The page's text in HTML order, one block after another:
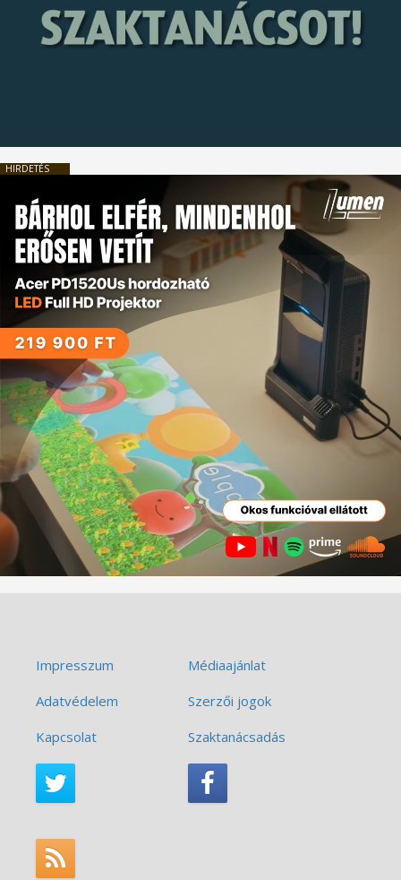
HIRDETÉS
Impresszum
Médiaajánlat
Adatvédelem
Szerzői jogok
Kapcsolat
Szaktanácsadás